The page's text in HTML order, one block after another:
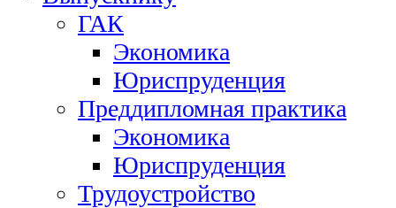
ГАК
Экономика
Юриспруденция
Преддипломная практика
Экономика
Юриспруденция
Трудоустройство